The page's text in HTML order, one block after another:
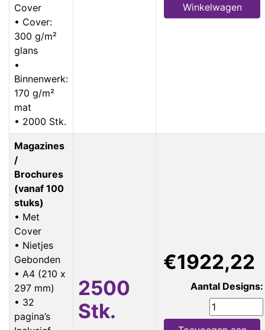
Cover
• Cover:
300 g/m²
glans
•
Binnenwerk:
170 g/m²
mat
• 2000 Stk.
Winkelwagen
Magazines
/
Brochures
(vanaf 100
stuks)
• Met
Cover
• Nietjes
Gebonden
• A4 (210 x
297 mm)
• 32
pagina’s
2500
Stk.
€1922,22
Aantal Designs: